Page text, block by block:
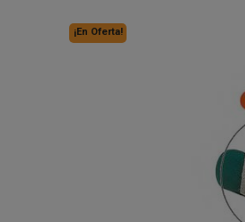
¡En Oferta!